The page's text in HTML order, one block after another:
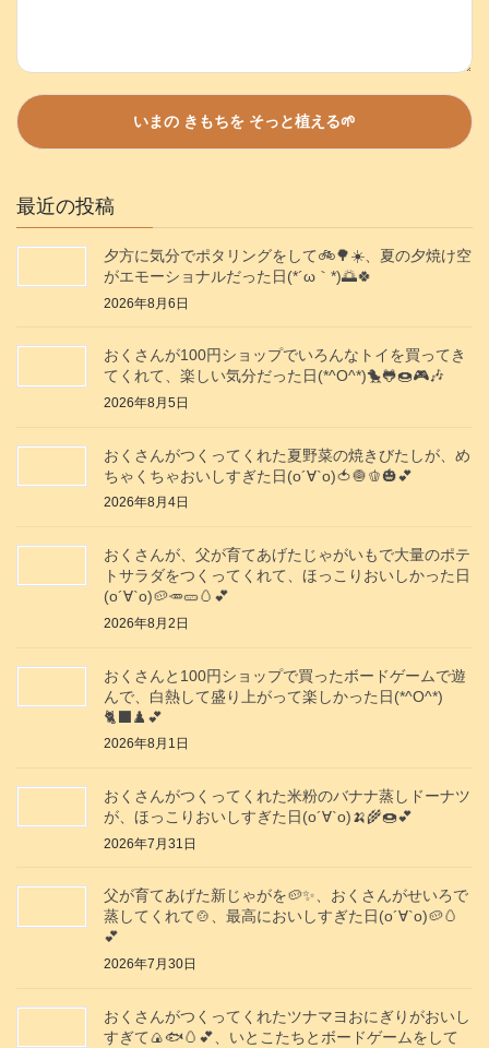
最近の投稿
夕方に気分でポタリングをして🚲️🌳☀️、夏の夕焼け空
がエモーショナルだった日(⁠*⁠´⁠ω⁠｀⁠*⁠)🌅🍀
2026年8月6日
おくさんが100円ショップでいろんなトイを買ってき
てくれて、楽しい気分だった日(*^O^*)🐤🐸🍩🎮️🎶
2026年8月5日
おくさんがつくってくれた夏野菜の焼きびたしが、め
ちゃくちゃおいしすぎた日(о´∀`о)🍅🧅🫑🎃💕
2026年8月4日
おくさんが、父が育てあげたじゃがいもで大量のポテ
トサラダをつくってくれて、ほっこりおいしかった日
(о´∀`о)🥔🥕🥒🥚💕
2026年8月2日
おくさんと100円ショップで買ったボードゲームで遊
んで、白熱して盛り上がって楽しかった日(*^O^*)
🐈‍⬛♟️💕
2026年8月1日
おくさんがつくってくれた米粉のバナナ蒸しドーナツ
が、ほっこりおいしすぎた日(о´∀`о)🍌🌾🍩💕
2026年7月31日
父が育てあげた新じゃがを🥔✨️、おくさんがせいろで
蒸してくれて🍲、最高においしすぎた日(о´∀`о)🥔🥚
💕
2026年7月30日
おくさんがつくってくれたツナマヨおにぎりがおいし
すぎて🍙🐟️🥚💕、いとこたちとボードゲームをして